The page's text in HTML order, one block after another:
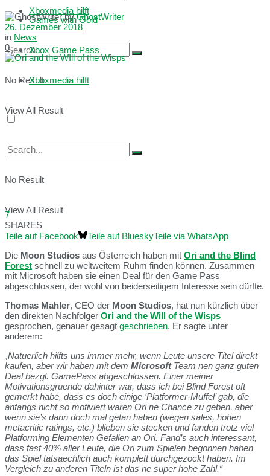
Xboxmedia hilft
No Result
View All Result
Games with Gold
Xbox Game Pass
Xboxmedia hilft
No Result
View All Result
by GhostWriter
26. Dezember 2018
in News
0
7
SHARES
Teile auf Facebook
Teile auf BlueskyTeile via WhatsApp
Die Moon Studios aus Österreich haben mit Ori and the Blind
Forest schnell zu weltweitem Ruhm finden können. Zusammen
mit Microsoft haben sie einen Deal für den Game Pass
abgeschlossen, der wohl von beiderseitigem Interesse sein dürfte.
Thomas Mahler, CEO der Moon Studios, hat nun kürzlich über
den direkten Nachfolger Ori and the Will of the Wisps
gesprochen, genauer gesagt geschrieben. Er sagte unter
anderem:
„Natuerlich hilfts uns immer mehr, wenn Leute unsere Titel direkt
kaufen, aber wir haben mit dem MicrosoftTeam nen ganz guten
Deal bezgl. GamePass abgeschlossen. Einer meiner
Motivationsgruende dahinter war, dass ich bei Blind Forest oft
gemerkt habe, dass es doch einige ‘Platformer-Muffel’ gab, die
anfangs nicht so motiviert waren Ori ne Chance zu geben, aber
wenn sie’s dann doch mal getan haben (wegen sales, hohen
metacritic ratings, etc.) blieben sie stecken und fanden trotz viel
Platforming Elementen Gefallen an Ori. Fand’s auch interessant,
dass fast 40% aller Leute, die Ori zum Spielen begonnen haben
das Spiel tatsaechlich auch komplett durchgezockt haben. Im
Vergleich zu anderen Titeln ist das ne super hohe Zahl.“